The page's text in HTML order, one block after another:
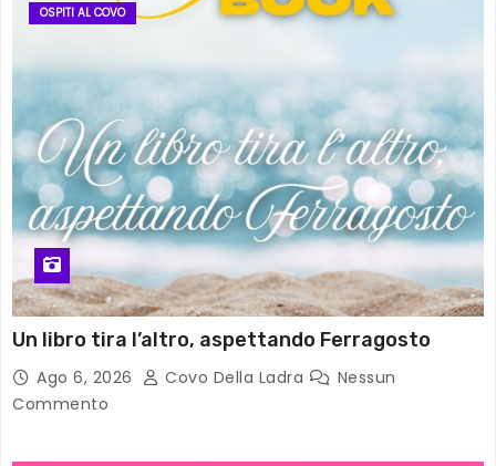
OSPITI AL COVO
Un libro tira l’altro, aspettando Ferragosto
Ago 6, 2026 Covo Della Ladra
Nessun
Commento